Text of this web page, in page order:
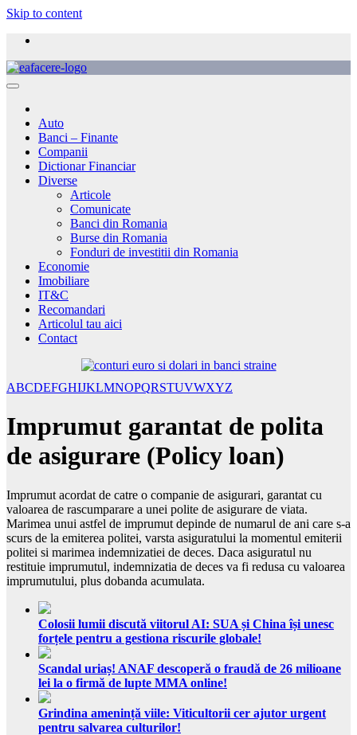
Skip to content
Auto
Banci – Finante
Companii
Dictionar Financiar
Diverse
Articole
Comunicate
Banci din Romania
Burse din Romania
Fonduri de investitii din Romania
Economie
Imobiliare
IT&C
Recomandari
Articolul tau aici
Contact
ABCDEFGHIJKLMNOPQRSTUVWXYZ
Imprumut garantat de polita
de asigurare (Policy loan)
Imprumut acordat de catre o companie de asigurari, garantat cu
valoarea de rascumparare a unei polite de asigurare de viata.
Marimea unui astfel de imprumut depinde de numarul de ani care s-a
scurs de la emiterea politei, varsta asiguratului la momentul emiterii
politei si marimea indemnizatiei de deces. Daca asiguratul nu
restituie imprumutul, indemnizatia de deces va fi redusa cu valoarea
imprumutului, plus dobanda acumulata.
Colosii lumii discută viitorul AI: SUA și China își unesc
forțele pentru a gestiona riscurile globale!
Scandal uriaș! ANAF descoperă o fraudă de 26 milioane
lei la o firmă de lupte MMA online!
Grindina amenință viile: Viticultorii cer ajutor urgent
pentru salvarea culturilor!